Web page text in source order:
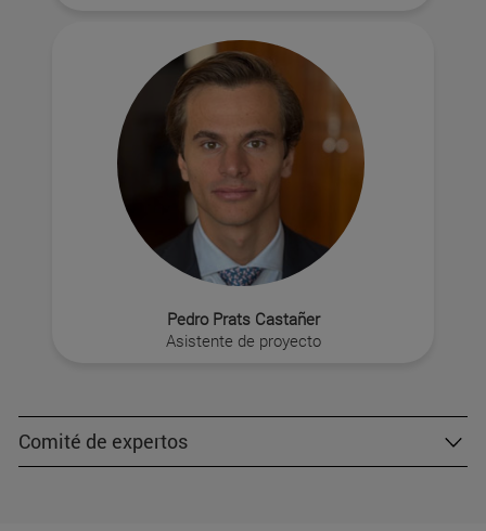
Pedro Prats Castañer
Asistente de proyecto
Comité de expertos